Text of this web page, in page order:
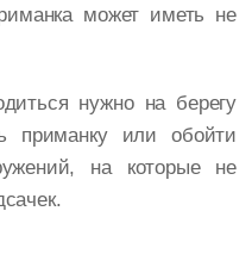
может иметь не
нужно на берегу
приманку или обойти
на которые не